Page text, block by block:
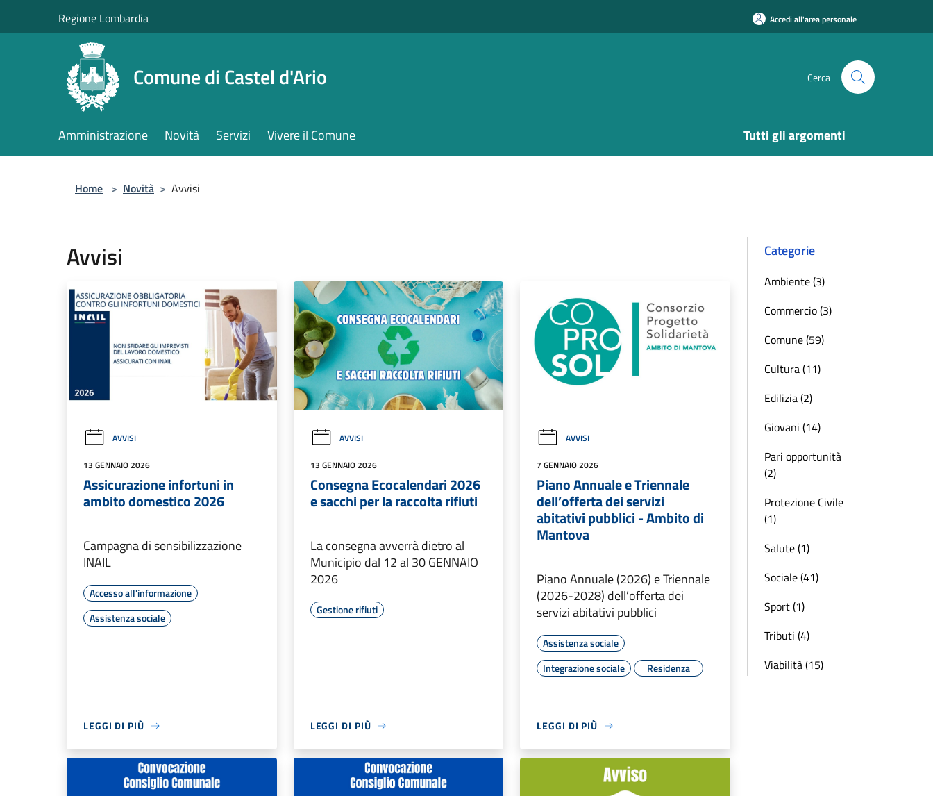
Regione Lombardia Accedi all'area personale
Comune di Castel d'Ario Cerca
Amministrazione Novità Servizi Vivere il Comune Tutti gli argomenti
Home > Novità > Avvisi
Avvisi
AVVISI
13 GENNAIO 2026
Assicurazione infortuni in
ambito domestico 2026
Campagna di sensibilizzazione
INAIL
Accesso all'informazione
Assistenza sociale
LEGGI DI PIÙ
AVVISI
13 GENNAIO 2026
Consegna Ecocalendari 2026
e sacchi per la raccolta rifiuti
La consegna avverrà dietro al
Municipio dal 12 al 30 GENNAIO
2026
Gestione rifiuti
LEGGI DI PIÙ
AVVISI
7 GENNAIO 2026
Piano Annuale e Triennale
dell’offerta dei servizi
abitativi pubblici - Ambito di
Mantova
Piano Annuale (2026) e Triennale
(2026-2028) dell’offerta dei
servizi abitativi pubblici
Assistenza sociale
Integrazione sociale
Residenza
LEGGI DI PIÙ
Categorie
Ambiente (3)
Commercio (3)
Comune (59)
Cultura (11)
Edilizia (2)
Giovani (14)
Pari opportunità
(2)
Protezione Civile
(1)
Salute (1)
Sociale (41)
Sport (1)
Tributi (4)
Viabilità (15)